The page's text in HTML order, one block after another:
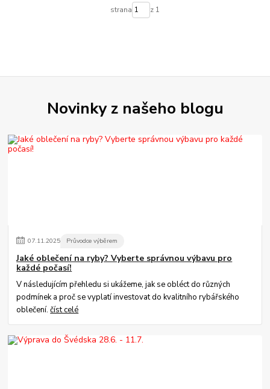
strana z 1
Novinky z našeho blogu
07.11.2025 Průvodce výběrem
Jaké oblečení na ryby? Vyberte správnou výbavu pro
každé počasí!
V následujícím přehledu si ukážeme, jak se obléct do různých
podmínek a proč se vyplatí investovat do kvalitního rybářského
oblečení.číst celé